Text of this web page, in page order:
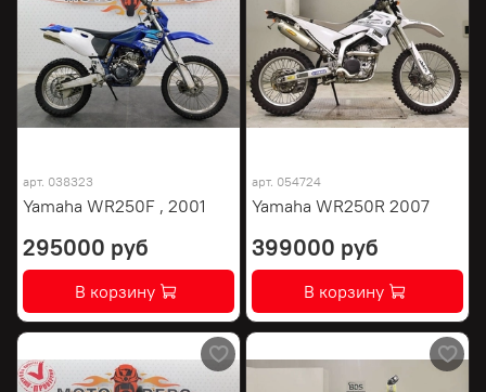
арт. 038323
Yamaha WR250F , 2001
295000 руб
В корзину
арт. 054724
Yamaha WR250R 2007
399000 руб
В корзину